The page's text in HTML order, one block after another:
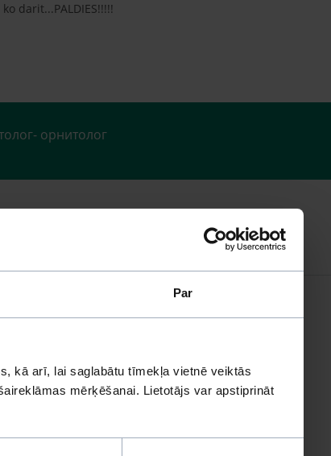
Par
kā arī, lai saglabātu tīmekļa vietnē veiktās
mērķēšanai. Lietotājs var apstiprināt
darit...PALDIES!!!!!
орнитолог